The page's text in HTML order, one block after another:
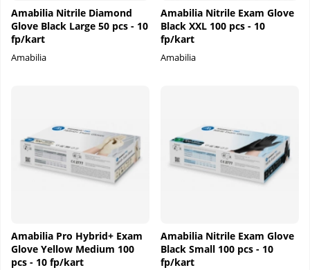
Amabilia Nitrile Diamond
Glove Black Large 50 pcs - 10
fp/kart
Amabilia
Amabilia Nitrile Exam Glove
Black XXL 100 pcs - 10
fp/kart
Amabilia
Amabilia Pro Hybrid+ Exam
Glove Yellow Medium 100
pcs - 10 fp/kart
Amabilia Nitrile Exam Glove
Black Small 100 pcs - 10
fp/kart